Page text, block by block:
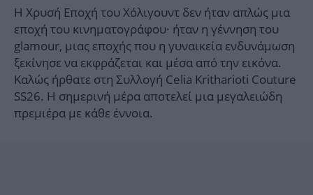
Η Χρυσή Εποχή του Χόλιγουντ δεν ήταν απλώς μια
εποχή του κινηματογράφου· ήταν η γέννηση του
glamour, μιας εποχής που η γυναικεία ενδυνάμωση
ξεκίνησε να εκφράζεται και μέσα από την εικόνα.
Καλώς ήρθατε στη Συλλογή Celia Kritharioti Couture
SS26. Η σημερινή μέρα αποτελεί μια μεγαλειώδη
πρεμιέρα με κάθε έννοια.